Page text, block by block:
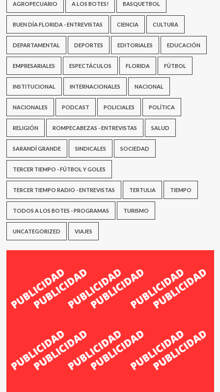
AGROPECUARIO A LOS BOTES! BASQUETBOL
BUEN DÍA FLORIDA - ENTREVISTAS CIENCIA CULTURA
DEPARTAMENTAL DEPORTES EDITORIALES EDUCACIÓN
EMPRESARIALES ESPECTÁCULOS FLORIDA FÚTBOL
INSTITUCIONAL INTERNACIONALES NACIONAL
NACIONALES PODCAST POLICIALES POLÍTICA
RELIGIÓN ROMPECABEZAS - ENTREVISTAS SALUD
SARANDÍ GRANDE SINDICALES SOCIEDAD
TERCER TIEMPO - FÚTBOL Y GOLES
TERCER TIEMPO RADIO - ENTREVISTAS TERTULIA TIEMPO
TODOS A LOS BOTES - PROGRAMAS TURISMO
UNCATEGORIZED VIAJES